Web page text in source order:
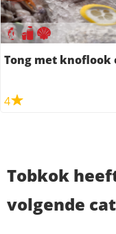
Tong met knoflook
4
Tobkok
volgende